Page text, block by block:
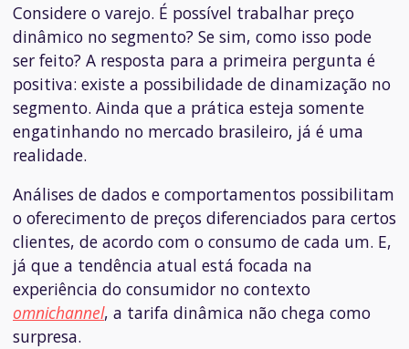
Considere o varejo. É possível trabalhar preço
dinâmico no segmento? Se sim, como isso pode
ser feito? A resposta para a primeira pergunta é
positiva: existe a possibilidade de dinamização no
segmento. Ainda que a prática esteja somente
engatinhando no mercado brasileiro, já é uma
realidade.
Análises de dados e comportamentos possibilitam
o oferecimento de preços diferenciados para certos
clientes, de acordo com o consumo de cada um. E,
já que a tendência atual está focada na
experiência do consumidor no contexto
omnichannel, a tarifa dinâmica não chega como
surpresa.